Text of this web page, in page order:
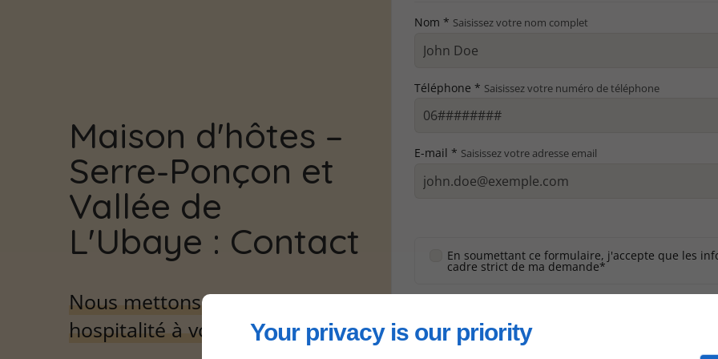
Your privacy is our priority
Maison d'hôtes –
Serre-Ponçon et
Vallée de
L'Ubaye : Contact
Nous mettons toute notre
hospitalité à votre service !
Nom * Saisissez votre nom complet
Téléphone * Saisissez votre numéro de téléphone
E-mail * Saisissez votre adresse email
En soumettant ce formulaire, j'accepte que les
cadre strict de ma demande*